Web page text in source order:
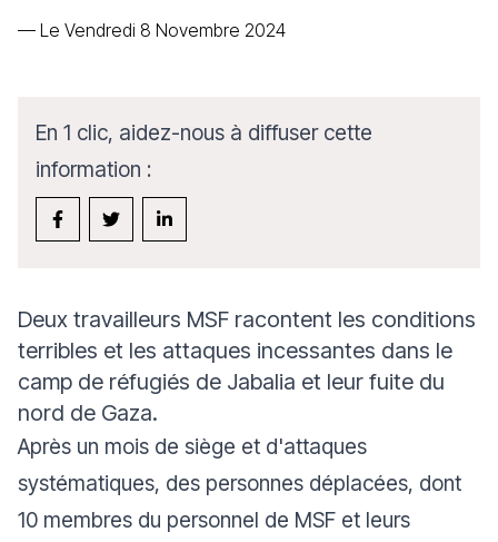
— Le Vendredi 8 Novembre 2024
En 1 clic, aidez-nous à diffuser cette
information :
Deux travailleurs MSF racontent les conditions
terribles et les attaques incessantes dans le
camp de réfugiés de Jabalia et leur fuite du
nord de Gaza.
Après un mois de siège et d'attaques
systématiques, des personnes déplacées, dont
10 membres du personnel de MSF et leurs